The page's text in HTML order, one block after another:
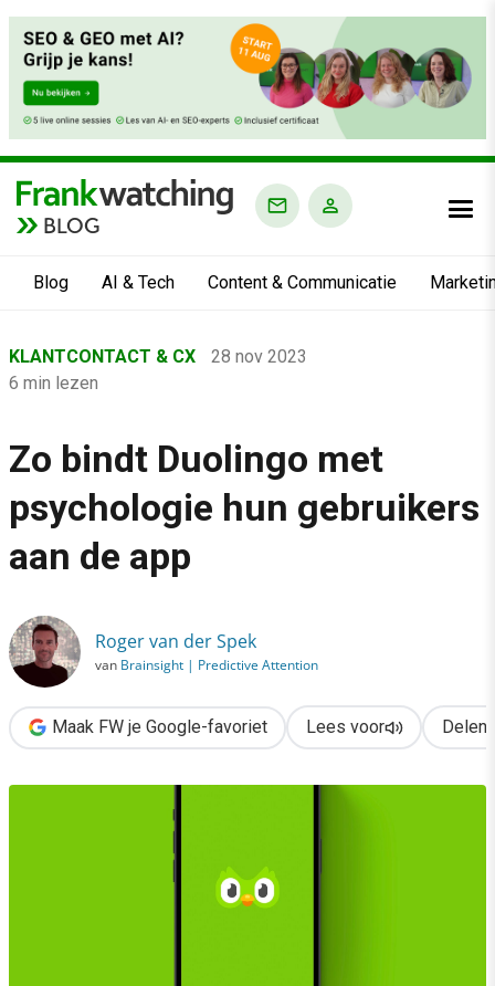
BLOG
Blog AI & Tech Content & Communicatie
›
Klantcontact & CX
›
Zo bindt Duolingo met psychologie hun gebruikers aan de app
KLANTCONTACT & CX
28 nov 2023
6 min lezen
Zo bindt Duolingo met
psychologie hun gebruikers
aan de app
Roger van der Spek
van Brainsight | Predictive Attention
Maak FW je Google-favoriet Lees voor Delen